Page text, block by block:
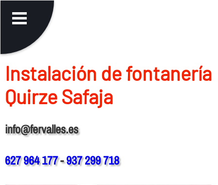
Instalación de fontanerí­a
Quirze Safaja
info@fervalles.es
627 964 177-937 299 718